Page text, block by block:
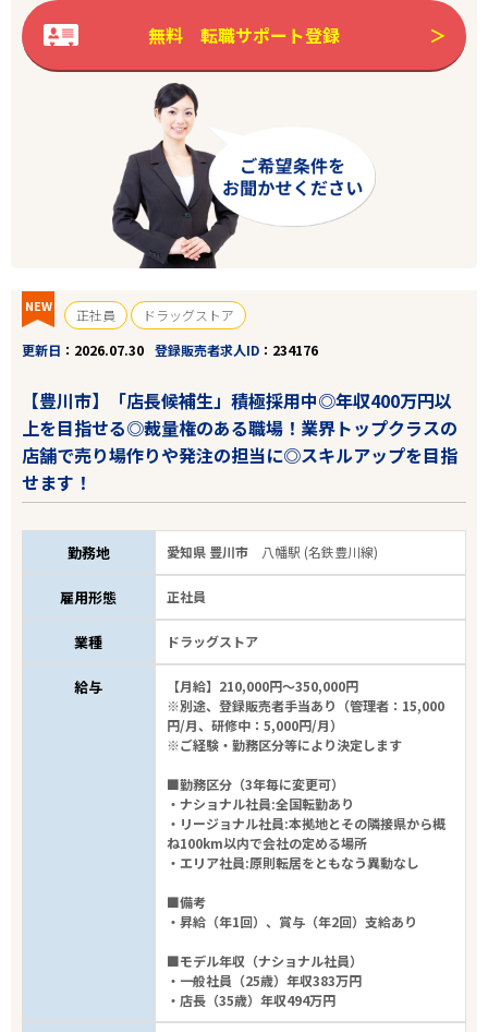
無料 転職サポート登録
NEW 正社員
ドラッグストア
更新日
2026.07.30 登録販売者求人ID 234176
【豊川市】「店長候補生」積極採用中◎年収400万円以
上を目指せる◎裁量権のある職場！業界トップクラスの
店舗で売り場作りや発注の担当に◎スキルアップを目指
せます！
勤務地 愛知県 豊川市 八幡駅 (名鉄豊川線)
雇用形態 正社員
業種 ドラッグストア
給与
【月給】210,000円～350,000円
※別途、登録販売者手当あり（管理者：15,000
円/月、研修中：5,000円/月）
※ご経験・勤務区分等により決定します
■勤務区分（3年毎に変更可）
・ナショナル社員:全国転勤あり
・リージョナル社員:本拠地とその隣接県から概
ね100km以内で会社の定める場所
・エリア社員:原則転居をともなう異動なし
■備考
・昇給（年1回）、賞与（年2回）支給あり
■モデル年収（ナショナル社員）
・一般社員（25歳）年収383万円
・店長（35歳）年収494万円